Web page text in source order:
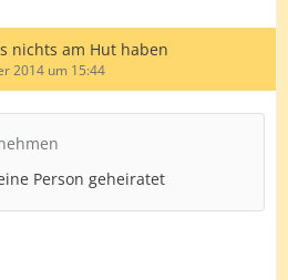
nichts am Hut haben
2014 um 15:44
Person geheiratet